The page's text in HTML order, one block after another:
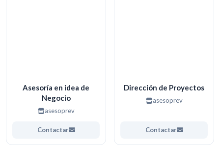
Asesoría en idea de
Negocio
asesoprev
Contactar
Dirección de Proyectos
asesoprev
Contactar